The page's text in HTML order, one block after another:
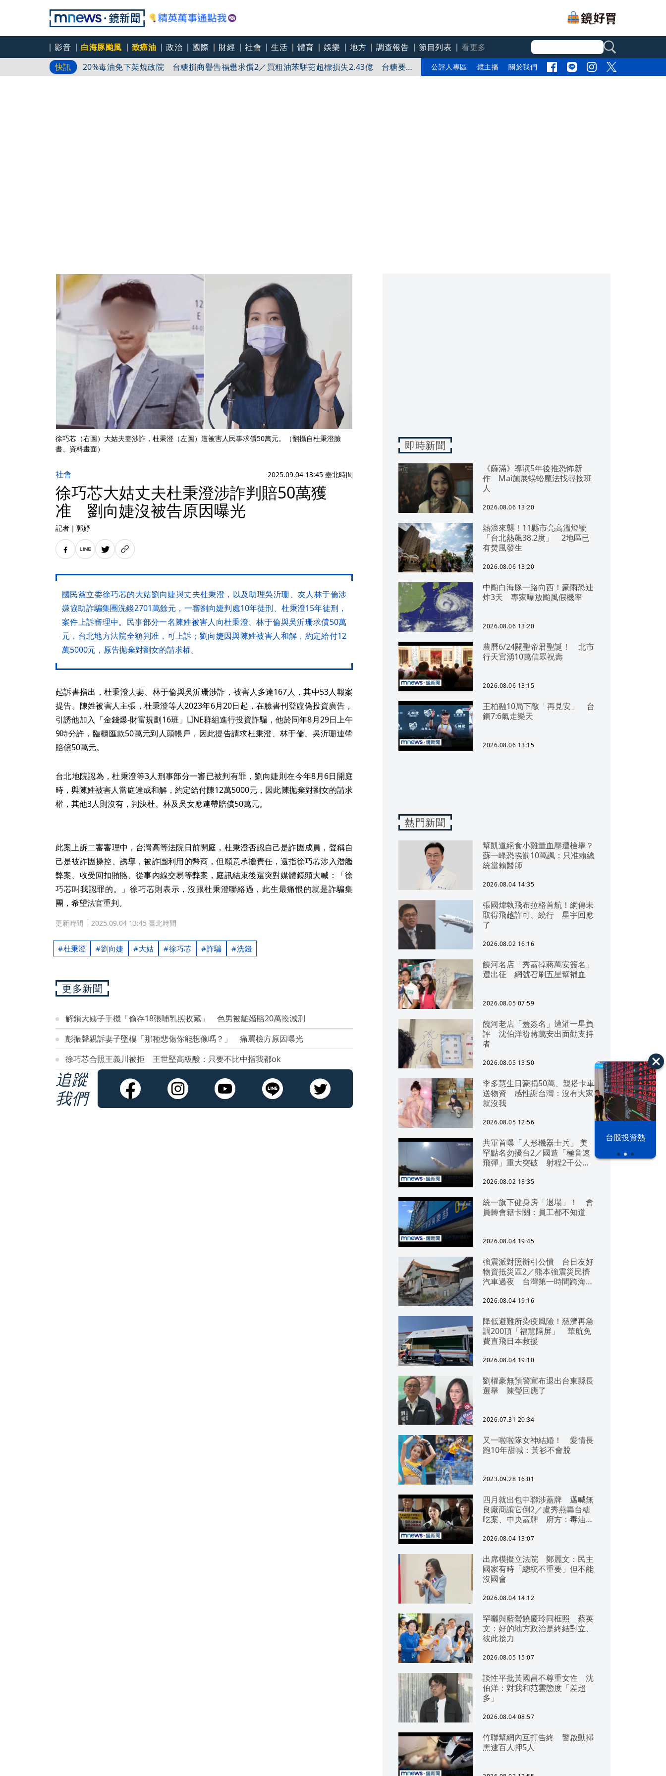
影音 白海豚颱風 致癌油 政治 國際 財經 社會 生活 體育 娛樂 地方 調查報告 節目列表
看更多
快訊
20%毒油免下架燒政院 台糖損商譽告福懋求償2／買粗油苯駢芘超標損失2.43億 台糖要告
福懋求償
名店遭出征「白漆蓋蔣沈簽名」 蔣萬安首回應：麵線油飯都喜歡
公評人專區 鏡主播 關於我們
之下
台股投資熱
徐巧芯（右圖）大姑夫妻涉詐，杜秉澄（左圖）遭被害人民事求償50萬元。（翻攝自杜秉澄臉
書、資料畫面）
社會 2025.09.04 13:45 臺北時間
徐巧芯大姑丈夫杜秉澄涉詐判賠50萬獲
准 劉向婕沒被告原因曝光
記者 ｜ 郭妤
國民黨立委徐巧芯的大姑劉向婕與丈夫杜秉澄，以及助理吳沂珊、友人林于倫涉
嫌協助詐騙集團洗錢2701萬餘元，一審劉向婕判處10年徒刑、杜秉澄15年徒刑，
案件上訴審理中。民事部分一名陳姓被害人向杜秉澄、林于倫與吳沂珊求償50萬
元，台北地方法院全額判准，可上訴；劉向婕因與陳姓被害人和解，約定給付12
萬5000元，原告拋棄對劉女的請求權。
起訴書指出，杜秉澄夫妻、林于倫與吳沂珊涉詐，被害人多達167人，其中53人報案
提告。陳姓被害人主張，杜秉澄等人2023年6月20日起，在臉書刊登虛偽投資廣告，
引誘他加入「金錢爆-財富規劃16班」LINE群組進行投資詐騙，他於同年8月29日上午
9時分許，臨櫃匯款50萬元到人頭帳戶，因此提告請求杜秉澄、林于倫、吳沂珊連帶
賠償50萬元。
台北地院認為，杜秉澄等3人刑事部分一審已被判有罪，劉向婕則在今年8月6日開庭
時，與陳姓被害人當庭達成和解，約定給付陳12萬5000元，因此陳拋棄對劉女的請求
權，其他3人則沒有，判決杜、林及吳女應連帶賠償50萬元。
此案上訴二審審理中，台灣高等法院日前開庭，杜秉澄否認自己是詐團成員，聲稱自
己是被詐團操控、誘導，被詐團利用的幣商，但願意承擔責任，還指徐巧芯涉入潛艦
弊案、收受回扣賄賂、從事內線交易等弊案，庭訊結束後還突對媒體鏡頭大喊：「徐
巧芯叫我認罪的。」徐巧芯則表示，沒跟杜秉澄聯絡過，此生最痛恨的就是詐騙集
團，希望法官重判。
更新時間 2025.09.04 13:45 臺北時間
杜秉澄 劉向婕 大姑 徐巧芯 詐騙 洗錢
更多新聞
解鎖大姨子手機「偷存18張哺乳照收藏」 色男被離婚賠20萬換減刑
彭振聲親訴妻子墜樓「那種悲傷你能想像嗎？」 痛罵檢方原因曝光
徐巧芯合照王義川被拒 王世堅高級酸：只要不比中指我都ok
追蹤
我們
即時新聞
《薩滿》導演5年後推恐怖新
作 Mai施展蜈蚣魔法找尋接班
人
2026.08.06 13:20
熱浪來襲！11縣市亮高溫燈號
「台北熱飆38.2度」 2地區已
有焚風發生
2026.08.06 13:20
中颱白海豚一路向西！豪雨恐連
炸3天 專家曝放颱風假機率
2026.08.06 13:20
農曆6/24關聖帝君聖誕！ 北市
行天宮湧10萬信眾祝壽
2026.08.06 13:15
王柏融10局下敲「再見安」 台
鋼7:6氣走樂天
2026.08.06 13:15
熱門新聞
幫凱道絕食小雞量血壓遭檢舉？
蘇一峰恐挨罰10萬諷：只准賴總
統當賴醫師
2026.08.04 14:35
張國煒執飛布拉格首航！網傳未
取得飛越許可、繞行 星宇回應
了
2026.08.02 16:16
饒河名店「秀蓋掉蔣萬安簽名」
遭出征 網號召刷五星幫補血
2026.08.05 07:59
饒河老店「蓋簽名」遭灌一星負
評 沈伯洋盼蔣萬安出面勸支持
者
2026.08.05 13:50
李多慧生日豪捐50萬、親搭卡車
送物資 感性謝台灣：沒有大家
就沒我
2026.08.05 12:56
共軍首曝「人形機器士兵」 美
罕點名勿擾台2／國造「極音速
飛彈」重大突破 射程2千公里
2026.08.02 18:35
統一旗下健身房「退場」！ 會
員轉會籍卡關：員工都不知道
2026.08.04 19:45
強震派對照辦引公憤 台日友好
物資抵災區2／熊本強震災民擠
汽車過夜 台灣第一時間跨海急
2026.08.04 19:16
降低避難所染疫風險！慈濟再急
調200頂「福慧隔屏」 華航免
費直飛日本救援
2026.08.04 19:10
劉櫂豪無預警宣布退出台東縣長
選舉 陳瑩回應了
2026.07.31 20:34
又一啦啦隊女神結婚！ 愛情長
跑10年甜喊：黃衫不會脫
2023.09.28 16:01
四月就出包中聯涉蓋牌 邁喊無
良廠商讓它倒2／盧秀燕轟台糖
吃案、中央蓋牌 府方：毒油一
2026.08.04 13:07
出席模擬立法院 鄭麗文：民主
國家有時「總統不重要」但不能
沒國會
2026.08.04 14:12
罕曬與藍營饒慶玲同框照 蔡英
文：好的地方政治是終結對立、
彼此接力
2026.08.05 15:07
談性平批黃國昌不尊重女性 沈
伯洋：對我和范雲態度「差超
多」
2026.08.04 08:57
竹聯幫網內互打告終 警啟動掃
黑逮百人押5人